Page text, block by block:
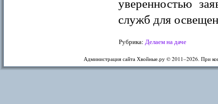
служб для
Рубрика: Делаем на даче
Администрация сайта Хвойные.ру © 2011–2026. При